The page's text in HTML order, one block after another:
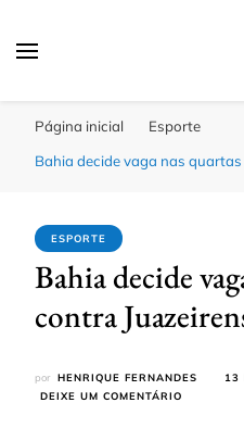
Página inicial
Esporte
Bahia decide vaga nas
ESPORTE
Bahia decide
contra
por HENRIQUE FERNANDES
13
DEIXE UM COMENTÁRIO